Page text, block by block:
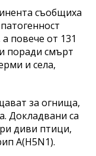
съобщиха
повече от 131
поради смърт
и села,
за огнища,
Докладвани са
диви птици,
A(H5N1).